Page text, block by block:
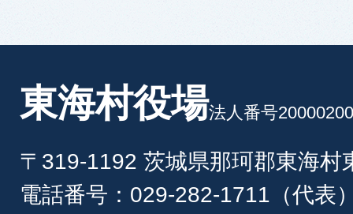
東海村役場法人番号
〒319-1192 茨城県那珂郡東海村
電話番号：029-282-1711（代表